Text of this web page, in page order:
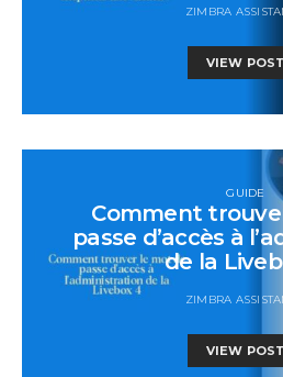
ZIMBRA
VIEW POST
GUIDE
Comment
passe d’accès à
de la
ZIMBRA
VIEW POST